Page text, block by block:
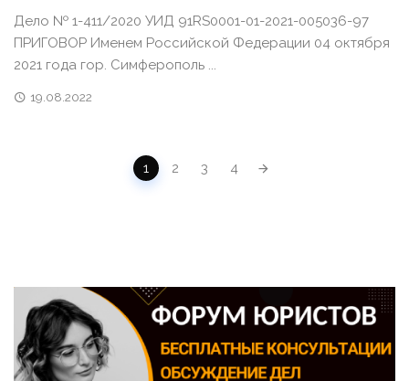
Дело № 1-411/2020 УИД 91RS0001-01-2021-005036-97
ПРИГОВОР Именем Российской Федерации 04 октября
2021 года гор. Симферополь ...
19.08.2022
POSTS NAVIGATION
1 2 3 4